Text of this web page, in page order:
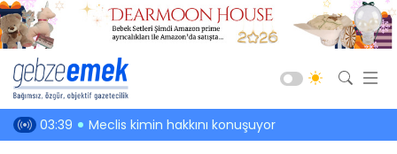
hakkı! 03:39 Meclis kimin hakkını konuşuyor
Güncel
Siyaset